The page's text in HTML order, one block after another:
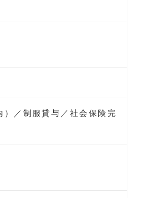
／制服貸与／社会保険完